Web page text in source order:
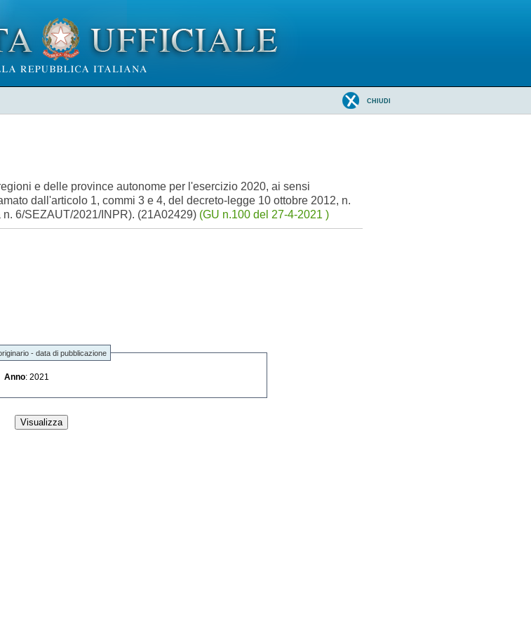
CHIUDI
e delle province autonome per l'esercizio 2020, ai sensi
dall'articolo 1, commi 3 e 4, del decreto-legge 10 ottobre 2012, n.
6/SEZAUT/2021/INPR). (21A02429) (GU n.100 del 27-4-2021 )
- data di pubblicazione
Anno : 2021